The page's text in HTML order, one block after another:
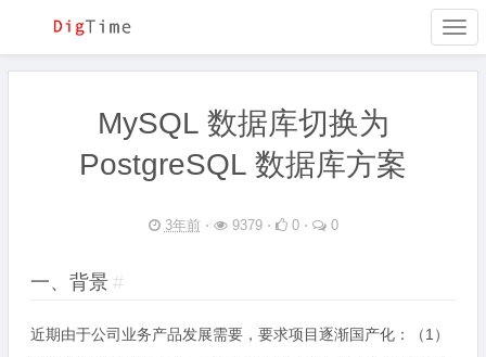
MySQL 数据库切换为
PostgreSQL 数据库方案
3年前 ⋅ 9379 ⋅ 0 ⋅ 0
一、背景 #
近期由于公司业务产品发展需要，要求项目逐渐国产化：（1）